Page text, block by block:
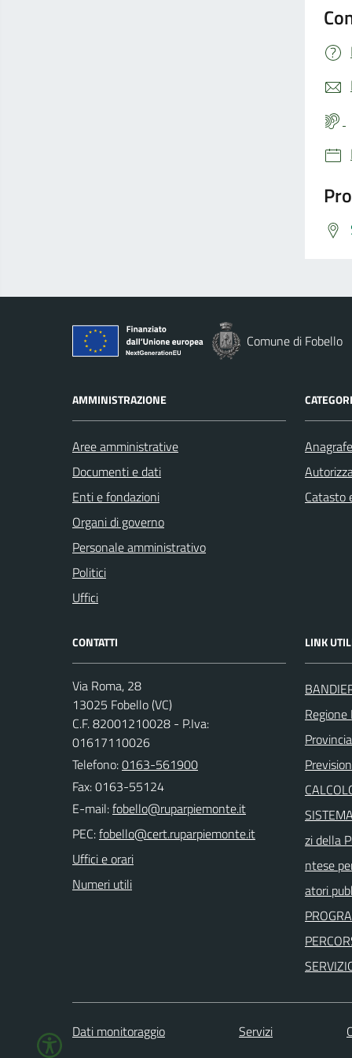
Comune di Fobello
AMMINISTRAZIONE
Aree amministrative
Documenti e dati
Enti e fondazioni
Organi di governo
Personale amministrativo
Politici
Uffici
Catasto
CONTATTI
Via Roma, 28
13025 Fobello (VC)
C.F. 82001210028 - P.Iva:
01617110026
Telefono:0163-561900
Fax: 0163-55124
E-mail:
PEC:
Uffici e orari
Numeri utili
LINK
zi della
ntese
atori
Dati monitoraggio Servizi